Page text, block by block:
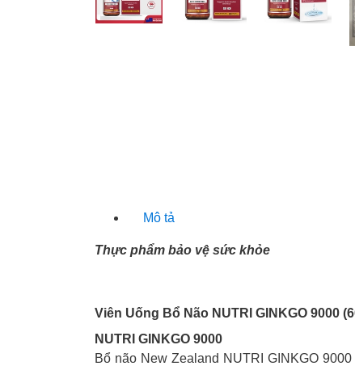
Mô tả
Thực phẩm bảo vệ sức khỏe
Viên Uống Bổ Não NUTRI GINKGO 9000
NUTRI GINKGO 9000
Bổ não New Zealand NUTRI GINKGO